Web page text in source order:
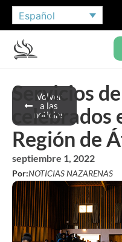
Español
Volver
a las
noticias
Servicios
celebrados
Región de
septiembre 1, 2022
Por:NOTICIAS NAZARENAS